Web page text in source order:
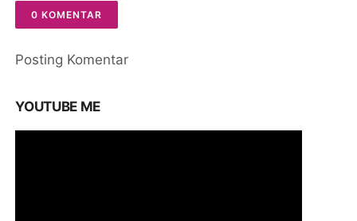
0 KOMENTAR
Posting Komentar
YOUTUBE ME